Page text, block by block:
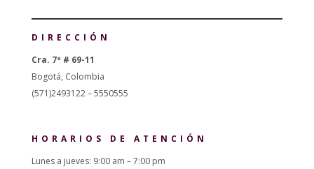
DIRECCIÓN
Cra. 7ª # 69-11
Bogotá, Colombia
(571)2493122 – 5550555
HORARIOS DE ATENCIÓN
Lunes a jueves: 9:00 am – 7:00 pm